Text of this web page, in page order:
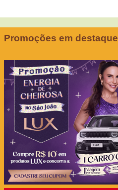
Promoções em destaque